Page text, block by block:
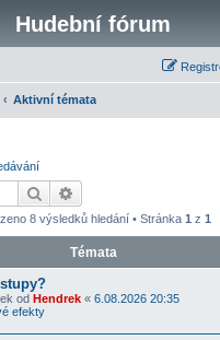
Hudební fórum
Aktivní témata
Hledat
8 výsledků hledání • Stránka 1 z 1
Témata
od Hendrek « 6.08.2026 20:35
efekty